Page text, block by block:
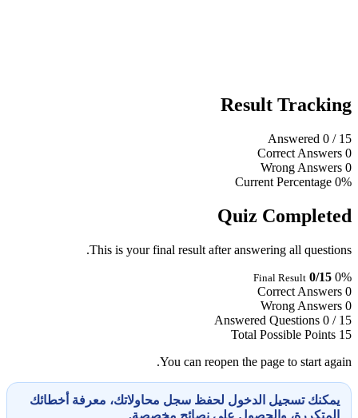
Result Tracking
Answered 0/ 15
Correct Answers 0
Wrong Answers 0
Current Percentage 0%
Quiz Completed
This is your final result after answering all questions.
Final Result 0/15 0%
Correct Answers 0
Wrong Answers 0
Answered Questions 0 / 15
Total Possible Points
15
You can reopen the page to start again.
يمكنك تسجيل الدخول لحفظ سجل محاولاتك، معرفة أخطائك
المتكررة، والحصول على نصائح مخصصة.